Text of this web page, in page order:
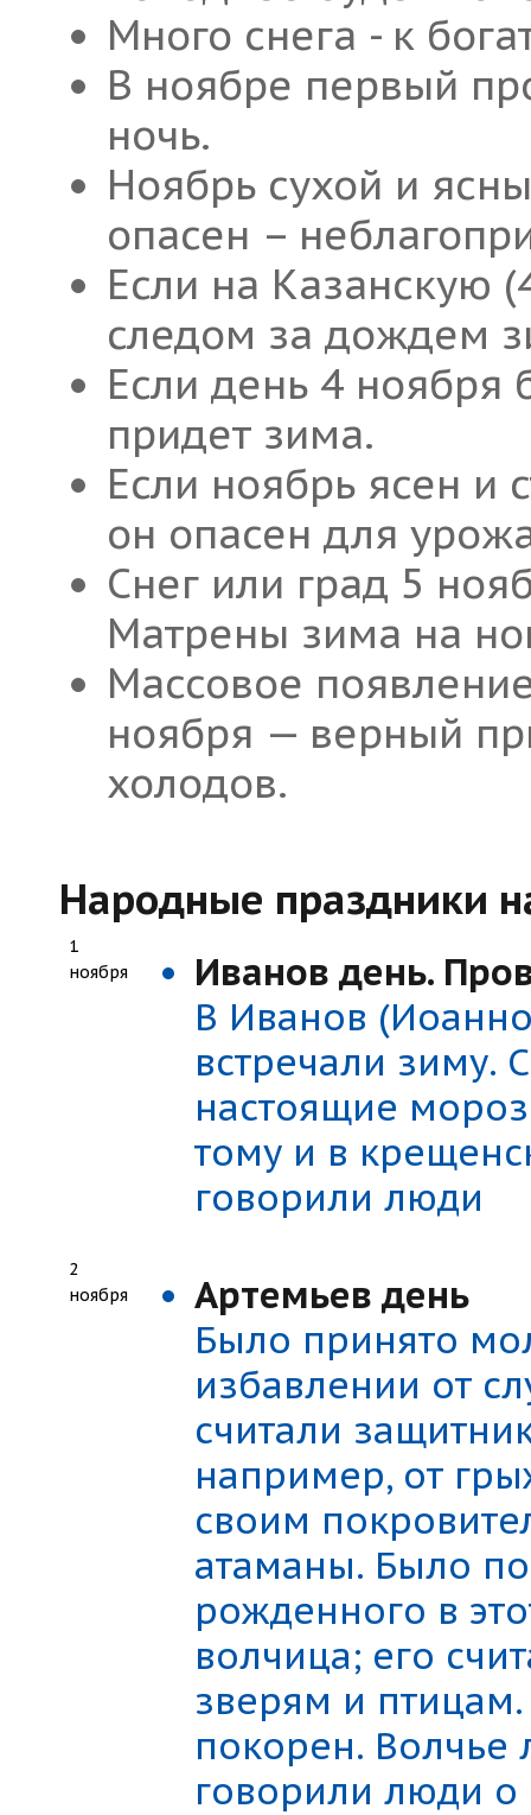
Много снега - к
В ноябре первый
ночь.
Ноябрь сухой и
опасен –
Если на Казанскую
следом за дождем
Если день 4 ноября
придет зима.
Если ноябрь ясен и
он опасен для
Снег или град 5
Матрены зима на
Массовое
ноября — верный
холодов.
Народные праздники
1
ноября
Иванов день.
В Иванов
встречали зиму.
настоящие
тому и в
говорили люди
2
ноября
Артемьев день
Было принято
избавлении от
считали
например, от
своим
атаманы. Было
рожденного в
волчица; его
зверям и
покорен. Волчье
говорили люди